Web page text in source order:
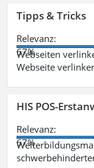
Tipps & Tricks
Relevanz:
67%
Webseiten
Webseite
HIS POS-
Relevanz:
67%